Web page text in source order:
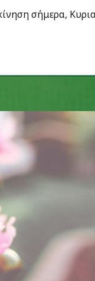
σήμερα,